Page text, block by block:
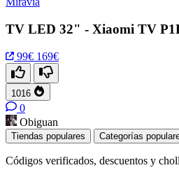
TV LED 32" - Xiaomi TV
99€ 169€
1016
0
Obiguan
Tiendas populares Categorías
Códigos verificados, descuentos y